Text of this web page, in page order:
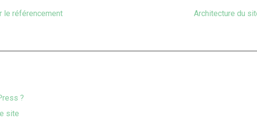
le référencement Architecture du
?
site